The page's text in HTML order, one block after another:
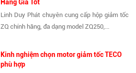
Hãng Giá Tốt
Linh Duy Phát chuyên cung cấp hộp giảm tốc
ZQ chính hãng, đa dạng model ZQ250,...
Kinh nghiệm chọn motor giảm tốc TECO
phù hợp